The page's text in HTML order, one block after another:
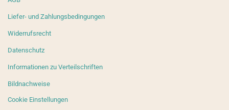
Liefer- und Zahlungsbedingungen
Widerrufsrecht
Datenschutz
Informationen zu Verteilschriften
Bildnachweise
Cookie Einstellungen